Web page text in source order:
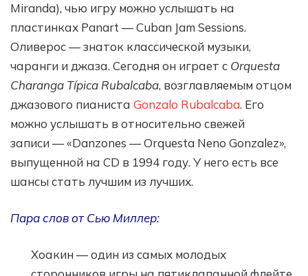
Miranda), чью игру можно услышать на
пластинках Panart — Cuban Jam Sessions.
Оливерос — знаток классической музыки,
чаранги и джаза. Сегодня он играет с Orquesta
Charanga Típica Rubalcaba, возглавляемым отцом
джазового пианиста Gonzalo Rubalcaba. Его
можно услышать в относительно свежей
записи — «Danzones — Orquesta Neno Gonzalez»,
выпущенной на CD в 1994 году. У него есть все
шансы стать лучшим из лучших.
Пара слов от Сью Миллер:
Хоакин — один из самых молодых